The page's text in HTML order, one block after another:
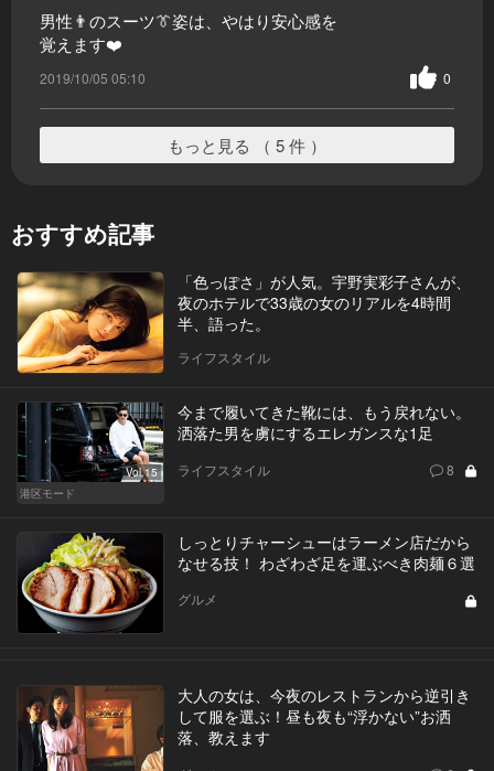
男性👨のスーツ👔姿は、やはり安心感を
覚えます❤️
2019/10/05 05:10 0
もっと見る （ 5 件 ）
おすすめ記事
「色っぽさ」が人気。宇野実彩子さんが、
夜のホテルで33歳の女のリアルを4時間
半、語った。
ライフスタイル
Vol.15
港区モード
今まで履いてきた靴には、もう戻れない。
洒落た男を虜にするエレガンスな1足
ライフスタイル 8
しっとりチャーシューはラーメン店だから
なせる技！ わざわざ足を運ぶべき肉麺６選
グルメ
大人の女は、今夜のレストランから逆引き
して服を選ぶ！昼も夜も“浮かない”お洒
落、教えます